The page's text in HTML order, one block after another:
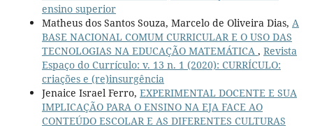
ensino superior
Matheus dos Santos Souza, Marcelo de Oliveira Dias, A
BASE NACIONAL COMUM CURRICULAR E O USO DAS
TECNOLOGIAS NA EDUCAÇÃO MATEMÁTICA , Revista
Espaço do Currículo: v. 13 n. 1 (2020): CURRÍCULO:
criações e (re)insurgência
Jenaice Israel Ferro, EXPERIMENTAL DOCENTE E SUA
IMPLICAÇÃO PARA O ENSINO NA EJA FACE AO
CONTEÚDO ESCOLAR E AS DIFERENTES CULTURAS